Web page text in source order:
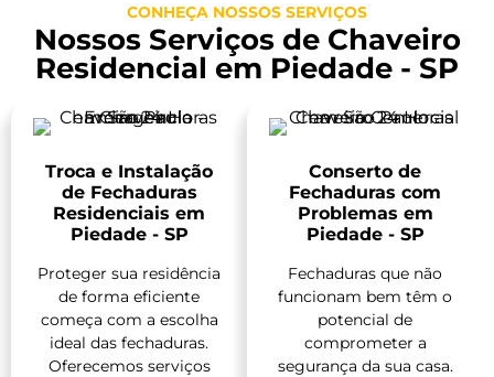
CONHEÇA NOSSOS SERVIÇOS
Nossos Serviços de Chaveiro
Residencial em Piedade - SP
Troca e Instalação
de Fechaduras
Residenciais em
Piedade - SP
Proteger sua residência
de forma eficiente
começa com a escolha
ideal das fechaduras.
Oferecemos serviços
Conserto de
Fechaduras com
Problemas em
Piedade - SP
Fechaduras que não
funcionam bem têm o
potencial de
comprometer a
segurança da sua casa.